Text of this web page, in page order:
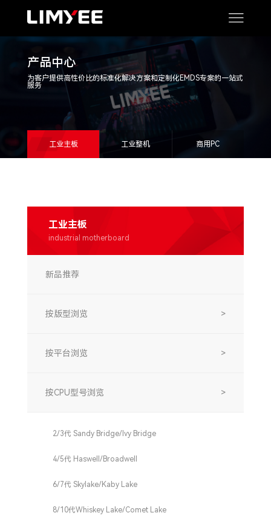
产品中心
为客户提供高性价比的标准化解决方案和定制化EMDS专案的一站式
服务
工业主板 工业整机 商用PC
工业主板
industrial motherboard
新品推荐
按版型浏览 >
按平台浏览 >
按CPU型号浏览 >
2/3代 Sandy Bridge/Ivy Bridge
4/5代 Haswell/Broadwell
6/7代 Skylake/Kaby Lake
8/10代Whiskey Lake/Comet Lake